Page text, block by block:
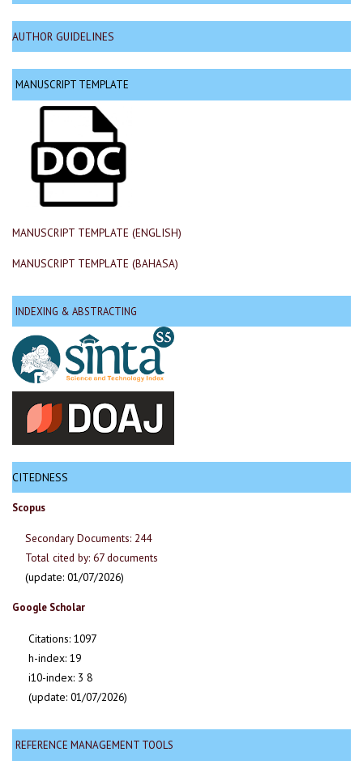
AUTHOR GUIDELINES
MANUSCRIPT TEMPLATE
MANUSCRIPT TEMPLATE (ENGLISH)
MANUSCRIPT TEMPLATE (BAHASA)
INDEXING & ABSTRACTING
CITEDNESS
Scopus
Secondary Documents: 244
Total cited by: 67 documents
(update: 01/07/2026)
Google Scholar
Citations: 1097
h-index: 19
i10-index: 3 8
(update: 01/07/2026)
REFERENCE MANAGEMENT TOOLS